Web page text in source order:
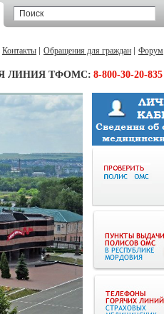
Контакты Обращения для граждан Форум
ЛИНИЯ ТФОМС: 8-800-30-20-835